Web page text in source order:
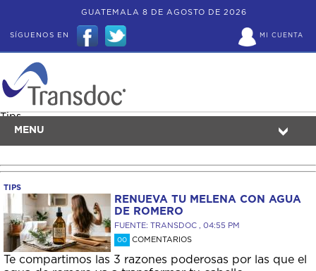
GUATEMALA 8 DE AGOSTO DE 2026
MI CUENTA
SÍGUENOS EN
MENU
Tips
TIPS
RENUEVA TU MELENA CON AGUA
DE ROMERO
FUENTE: TRANSDOC , 04:55 PM
00 COMENTARIOS
Te compartimos las 3 razones poderosas por las que el